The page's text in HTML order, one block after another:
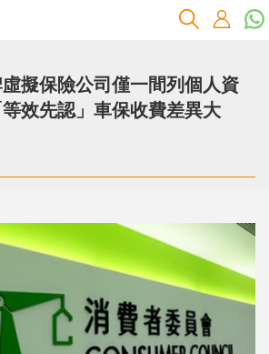
擬保險公司僅一間列個人資
效先認」車保收費差異大